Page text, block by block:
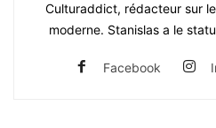
Culturaddict, rédacteur sur
moderne. Stanislas a le
Facebook